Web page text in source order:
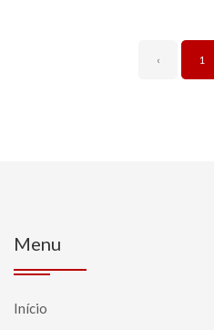
‹ 1
Menu
Início